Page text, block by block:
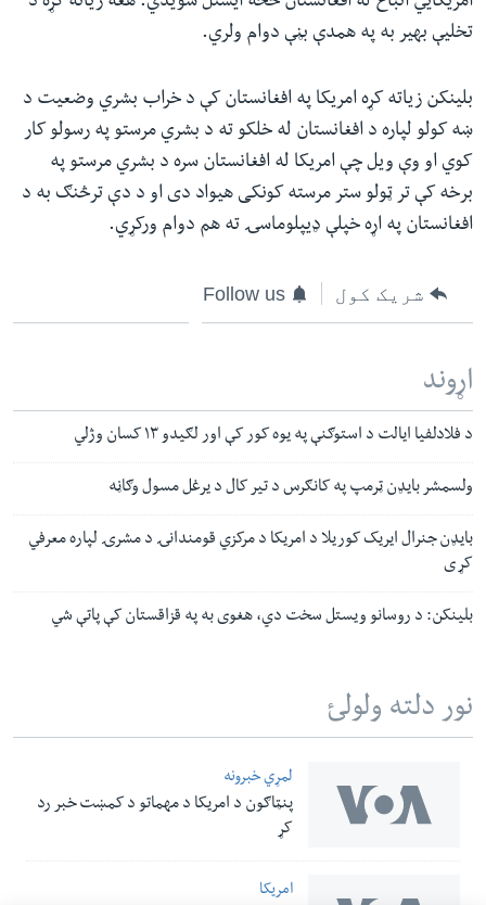
تخلیې بهیر به په همدې بڼې دوام ولري.
بلینکن زیاته کړه امریکا په افغانستان کې د خراب بشري وضعیت د
ښه کولو لپاره د افغانستان له خلکو ته د بشري مرستو په رسولو کار
کوي او وې ویل چې امریکا له افغانستان سره د بشري مرستو په
برخه کې تر ټولو ستر مرسته کونکی هیواد دی او د دې ترڅنګ به د
افغانستان په اړه خپلې ډیپلوماسۍ ته هم دوام ورکړي.
شریک کول Follow us
اړوند
د فلادلفیا ایالت د استوګنې په یوه کور کې اور لګیدو ۱۳ کسان وژلي
ولسمشر بایډن ټرمپ په کانګرس د تیر کال د یرغل مسول وګاڼه
بایډن جنرال ایریک کوریلا د امریکا د مرکزي قومندانۍ د مشرۍ لپاره معرفي
کړی
بلینکن: د روسانو ویستل سخت دي، هغوی به په قزاقستان کې پاتې شي
نور دلته ولولئ
لمړي خبرونه
پنټاګون د امریکا د مهماتو د کمښت خبر رد
کړ
امریکا